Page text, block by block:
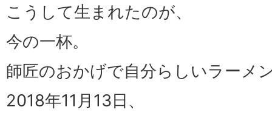
こうして生まれたのが、
今の一杯。
師匠のおかげで自分らしいラーメ
2018年11月13日、